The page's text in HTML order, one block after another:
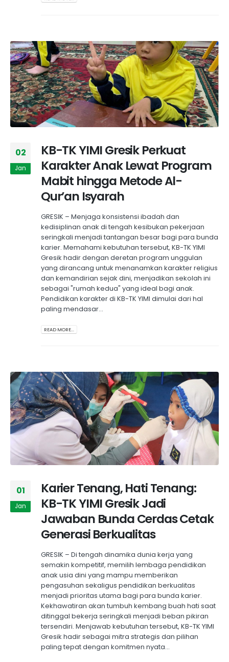
02
Jan
KB-TK YIMI Gresik Perkuat
Karakter Anak Lewat Program
Mabit hingga Metode Al-
Qur’an Isyarah
GRESIK – Menjaga konsistensi ibadah dan
kedisiplinan anak di tengah kesibukan pekerjaan
seringkali menjadi tantangan besar bagi para bunda
karier. Memahami kebutuhan tersebut, KB-TK YIMI
Gresik hadir dengan deretan program unggulan
yang dirancang untuk menanamkan karakter religius
dan kemandirian sejak dini, menjadikan sekolah ini
sebagai "rumah kedua" yang ideal bagi anak.
Pendidikan karakter di KB-TK YIMI dimulai dari hal
paling mendasar...
READ MORE...
01
Jan
Karier Tenang, Hati Tenang:
KB-TK YIMI Gresik Jadi
Jawaban Bunda Cerdas Cetak
Generasi Berkualitas
GRESIK – Di tengah dinamika dunia kerja yang
semakin kompetitif, memilih lembaga pendidikan
anak usia dini yang mampu memberikan
pengasuhan sekaligus pendidikan berkualitas
menjadi prioritas utama bagi para bunda karier.
Kekhawatiran akan tumbuh kembang buah hati saat
ditinggal bekerja seringkali menjadi beban pikiran
tersendiri. Menjawab kebutuhan tersebut, KB-TK YIMI
Gresik hadir sebagai mitra strategis dan pilihan
paling tepat dengan komitmen nyata...